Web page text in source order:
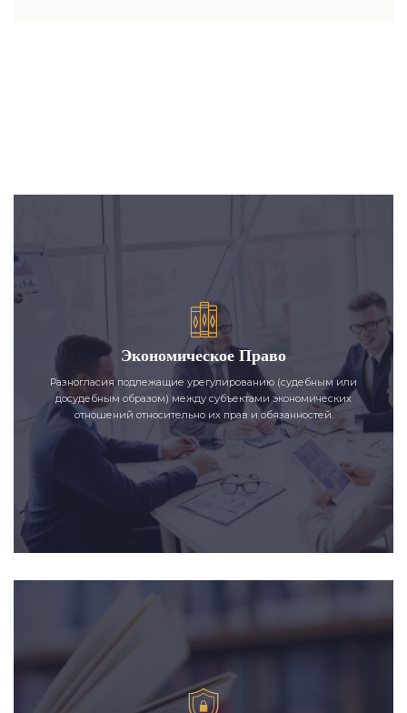
Экономическое Право
Разногласия подлежащие урегулированию (судебным или
досудебным образом) между субъектами экономических
отношений относительно их прав и обязанностей.